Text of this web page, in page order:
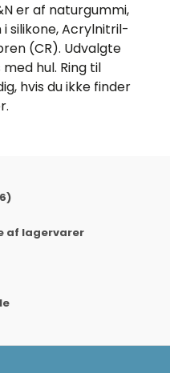
er af naturgummi,
silikone, Acrylnitril-
(CR). Udvalgte
hul. Ring til
hvis du ikke finder
af lagervarer